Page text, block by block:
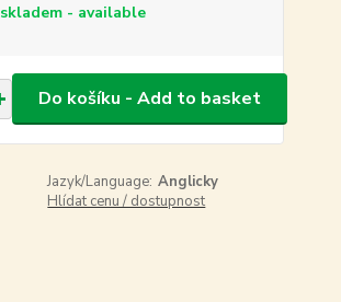
skladem - available
Do košíku - Add to basket
Jazyk/Language: Anglicky
Hlídat cenu / dostupnost